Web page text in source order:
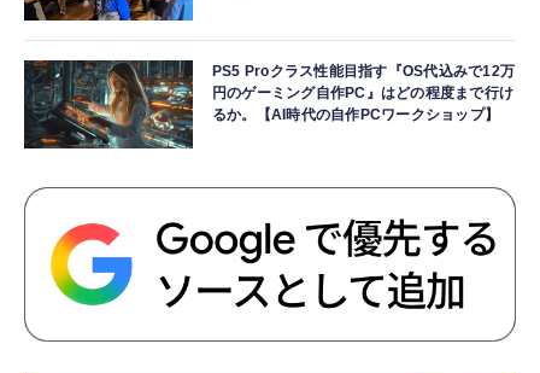
PS5 Proクラス性能目指す『OS代込みで12万
円のゲーミング自作PC』はどの程度まで行け
るか。【AI時代の自作PCワークショップ】